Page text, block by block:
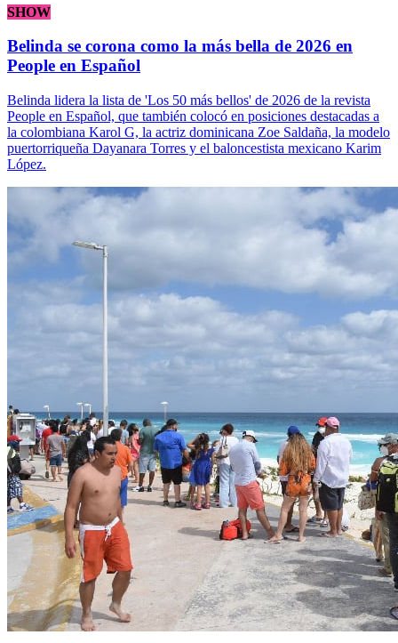
SHOW
Belinda se corona como la más bella de 2026 en
People en Español
Belinda lidera la lista de 'Los 50 más bellos' de 2026 de la revista
People en Español, que también colocó en posiciones destacadas a
la colombiana Karol G, la actriz dominicana Zoe Saldaña, la modelo
puertorriqueña Dayanara Torres y el baloncestista mexicano Karim
López.